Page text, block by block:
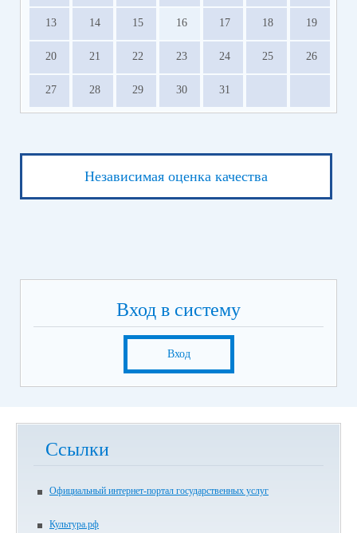
13 14 15 16 17 18 19
20 21 22 23 24 25 26
27 28 29 30 31
Независимая оценка качества
Вход в систему
Вход
Ссылки
Официальный интернет-портал государственных услуг
Культура.рф